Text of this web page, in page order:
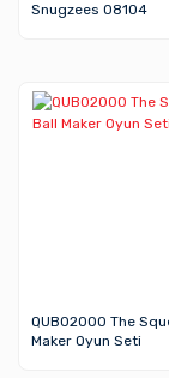
Snugzees 08104
QUB02000 The
Maker Oyun Seti